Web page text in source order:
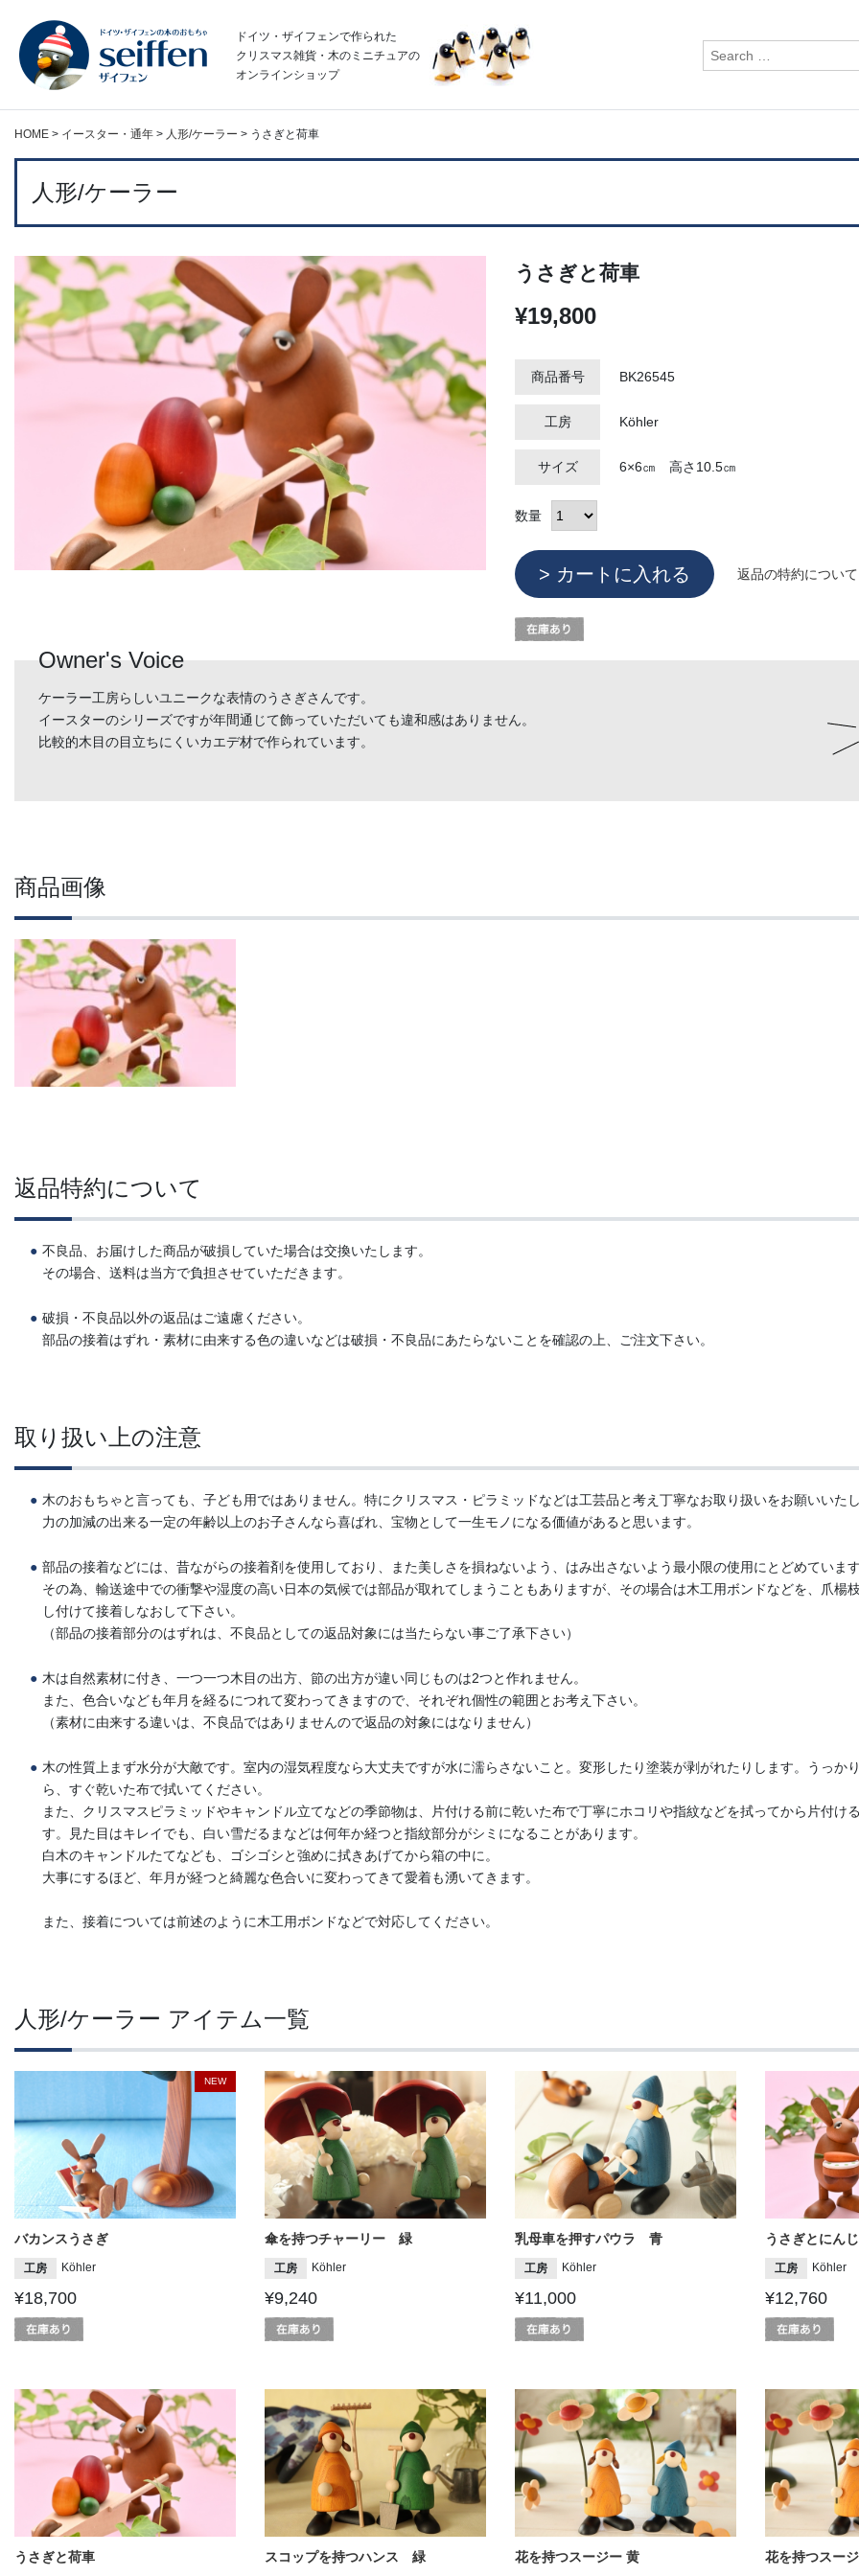
ドイツ・ザイフェンで作られた
クリスマス雑貨・木のミニチュアの
オンラインショップ
検
索:
HOME > イースター・通年 > 人形/ケーラー > うさぎと荷車
人形/ケーラー
うさぎと荷車
¥19,800
商品番号 BK26545
工房 Köhler
サイズ 6×6㎝ 高さ10.5㎝
数量
返品の特約について
Owner's Voice
ケーラー工房らしいユニークな表情のうさぎさんです。
イースターのシリーズですが年間通じて飾っていただいても違和感はありません。
比較的木目の目立ちにくいカエデ材で作られています。
商品画像
返品特約について
不良品、お届けした商品が破損していた場合は交換いたします。
その場合、送料は当方で負担させていただきます。
破損・不良品以外の返品はご遠慮ください。
部品の接着はずれ・素材に由来する色の違いなどは破損・不良品にあたらないことを確認の上、ご注文下さい。
取り扱い上の注意
木のおもちゃと言っても、子ども用ではありません。特にクリスマス・ピラミッドなどは工芸品と考え丁寧なお取り扱いをお願いいたし
力の加減の出来る一定の年齢以上のお子さんなら喜ばれ、宝物として一生モノになる価値があると思います。
部品の接着などには、昔ながらの接着剤を使用しており、また美しさを損ねないよう、はみ出さないよう最小限の使用にとどめています
その為、輸送途中での衝撃や湿度の高い日本の気候では部品が取れてしまうこともありますが、その場合は木工用ボンドなどを、爪楊
し付けて接着しなおして下さい。
（部品の接着部分のはずれは、不良品としての返品対象には当たらない事ご了承下さい）
木は自然素材に付き、一つ一つ木目の出方、節の出方が違い同じものは2つと作れません。
また、色合いなども年月を経るにつれて変わってきますので、それぞれ個性の範囲とお考え下さい。
（素材に由来する違いは、不良品ではありませんので返品の対象にはなりません）
木の性質上まず水分が大敵です。室内の湿気程度なら大丈夫ですが水に濡らさないこと。変形したり塗装が剥がれたりします。うっか
ら、すぐ乾いた布で拭いてください。
また、クリスマスピラミッドやキャンドル立てなどの季節物は、片付ける前に乾いた布で丁寧にホコリや指紋などを拭ってから片付け
す。見た目はキレイでも、白い雪だるまなどは何年か経つと指紋部分がシミになることがあります。
白木のキャンドルたてなども、ゴシゴシと強めに拭きあげてから箱の中に。
大事にするほど、年月が経つと綺麗な色合いに変わってきて愛着も湧いてきます。
また、接着については前述のように木工用ボンドなどで対応してください。
人形/ケーラー アイテム一覧
NEW
バカンスうさぎ
工房 Köhler
¥18,700
傘を持つチャーリー 緑
工房 Köhler
¥9,240
乳母車を押すパウラ 青
工房 Köhler
¥11,000
うさぎとにん
工房 Köhler
¥12,760
うさぎと荷車 スコップを持つハンス 緑 花を持つスージー 黄 花を持つスー